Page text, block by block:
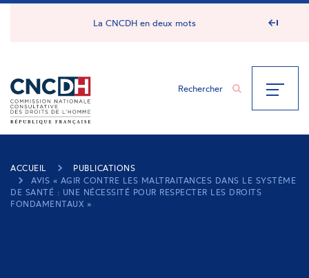
Panneau de gestion des cookies
La CNCDH en deux mots
ACCUEIL
PUBLICATIONS
AVIS « AGIR CONTRE LES MALTRAITANCES DANS LE SYSTÈME
DE SANTÉ : UNE NÉCESSITÉ POUR RESPECTER LES DROITS
FONDAMENTAUX »